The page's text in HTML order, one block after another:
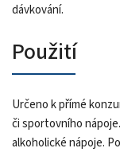
dávkování.
Použití
Určeno k přímé
či sportovního
alkoholické nápoje.